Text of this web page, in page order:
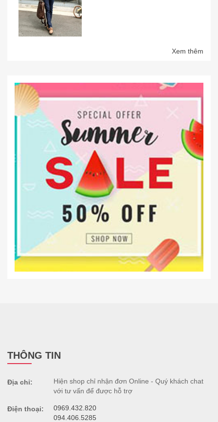
Xem thêm
THÔNG TIN
Địa chỉ:
Hiện shop chỉ nhận đơn Online - Quý khách chat
với tư vấn để được hỗ trợ
Điện thoại:
0969.432.820
094.406.5285